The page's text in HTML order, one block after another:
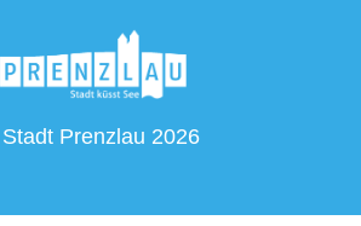
Prenzlau 2026